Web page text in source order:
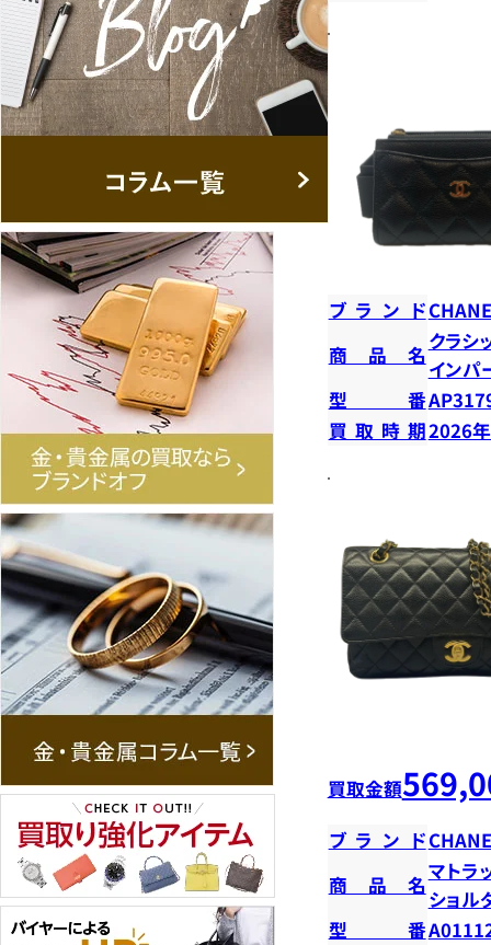
ブランド
商品名
クラシ
インパ
型番
買取時期2026
買取金額
ブランド
商品名
マトラ
ショ
型番